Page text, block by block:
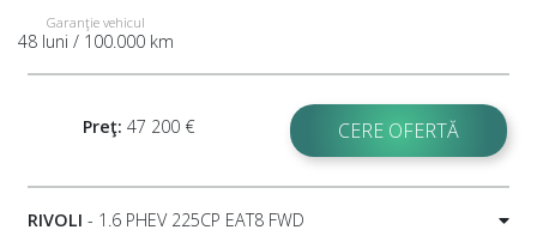
Garanţie vehicul
48 luni / 100.000 km
Preţ: 47 200 € CERE OFERTĂ
RIVOLI - 1.6 PHEV 225CP EAT8 FWD